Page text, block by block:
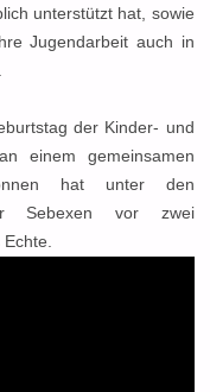
unterstützt hat, sowie
Jugendarbeit auch in
der Kinder- und
einem gemeinsamen
hat unter den
Sebexen vor zwei